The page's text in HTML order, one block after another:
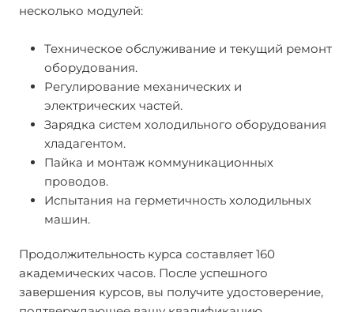
несколько модулей:
Техническое обслуживание и текущий ремонт
оборудования.
Регулирование механических и
электрических частей.
Зарядка систем холодильного оборудования
хладагентом.
Пайка и монтаж коммуникационных
проводов.
Испытания на герметичность холодильных
машин.
Продолжительность курса составляет 160
академических часов. После успешного
завершения курсов, вы получите удостоверение,